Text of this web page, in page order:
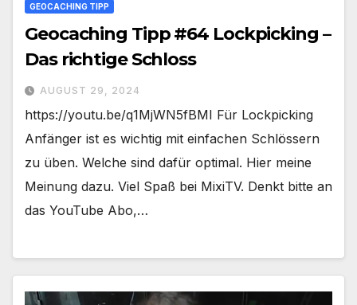
GEOCACHING TIPP
Geocaching Tipp #64 Lockpicking –
Das richtige Schloss
AUGUST 29, 2024
https://youtu.be/q1MjWN5fBMI Für Lockpicking
Anfänger ist es wichtig mit einfachen Schlössern
zu üben. Welche sind dafür optimal. Hier meine
Meinung dazu. Viel Spaß bei MixiTV. Denkt bitte an
das YouTube Abo,…